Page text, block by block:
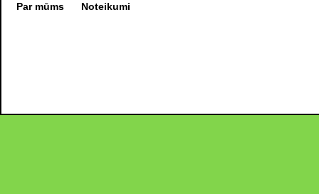
Par mūms Noteikumi